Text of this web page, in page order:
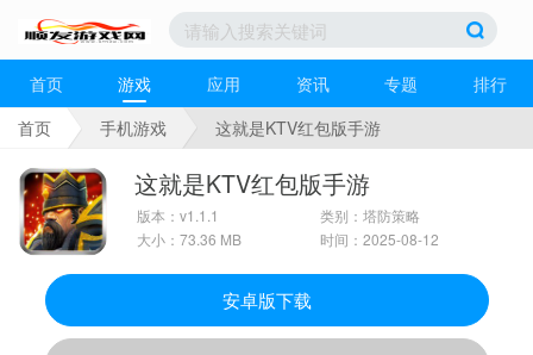
首页 游戏 应用 资讯 专题
排行
首页
手机游戏 这就是KTV红包版手游
这就是KTV红包版手游
版本：v1.1.1
大小：73.36 MB
类别：塔防策略
时间：2025-08-12
安卓版下载